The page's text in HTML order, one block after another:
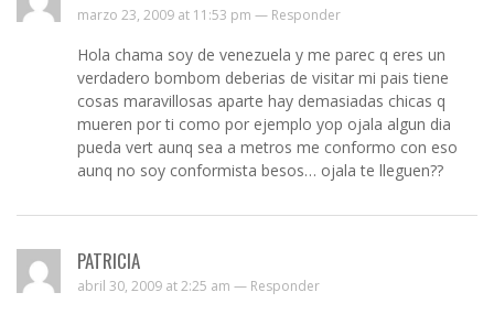
marzo 23, 2009 at 11:53 pm — Responder
Hola chama soy de venezuela y me parec q eres un
verdadero bombom deberias de visitar mi pais tiene
cosas maravillosas aparte hay demasiadas chicas q
mueren por ti como por ejemplo yop ojala algun dia
pueda vert aunq sea a metros me conformo con eso
aunq no soy conformista besos… ojala te lleguen??
PATRICIA
abril 30, 2009 at 2:25 am — Responder